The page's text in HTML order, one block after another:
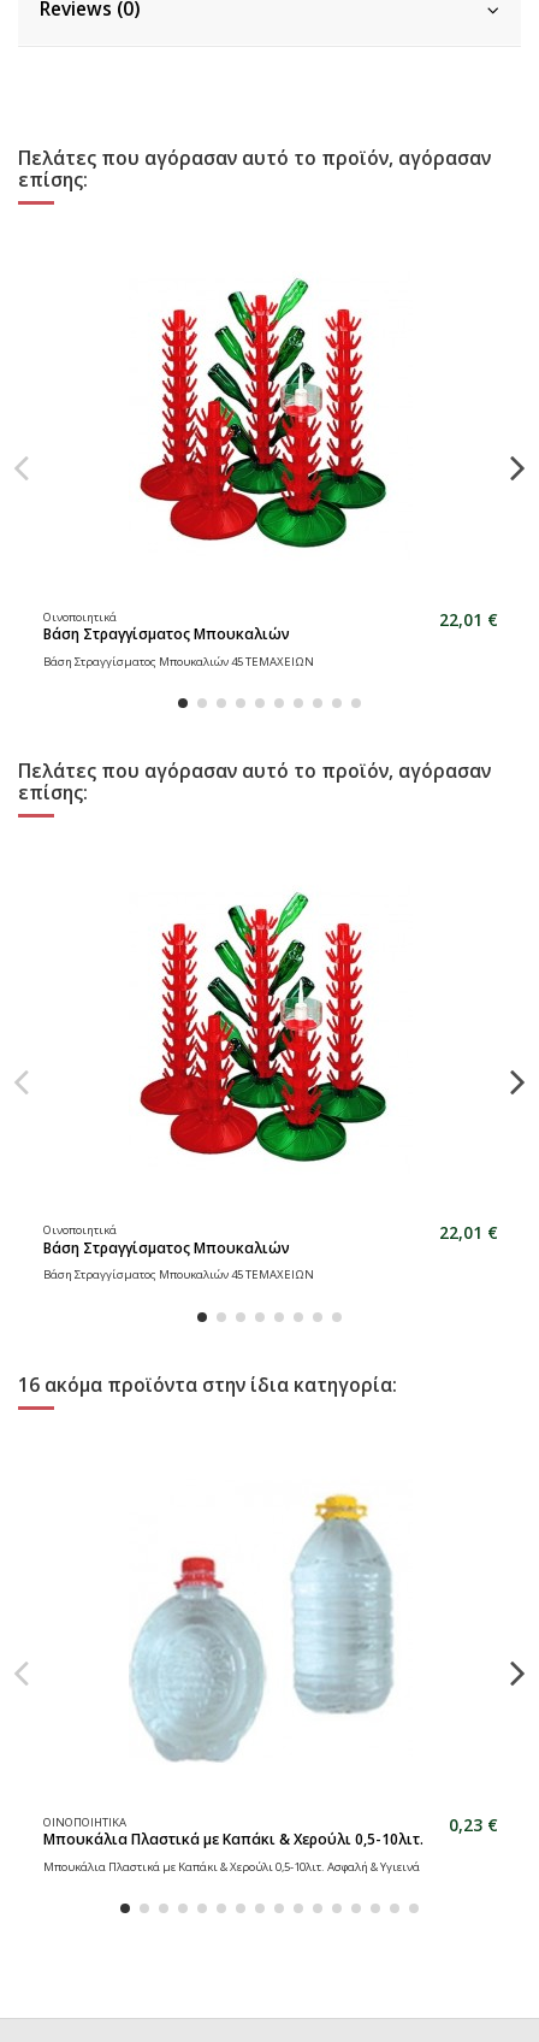
Reviews (0)
Πελάτες που αγόρασαν αυτό το προϊόν, αγόρασαν
επίσης:
Οινοποιητικά
Βάση Στραγγίσματος Μπουκαλιών
22,01 €
Βάση Στραγγίσματος Μπουκαλιών 45 ΤΕΜΑΧΕΙΩΝ
Πελάτες που αγόρασαν αυτό το προϊόν, αγόρασαν
επίσης:
Οινοποιητικά
Βάση Στραγγίσματος Μπουκαλιών
22,01 €
Βάση Στραγγίσματος Μπουκαλιών 45 ΤΕΜΑΧΕΙΩΝ
16 ακόμα προϊόντα στην ίδια κατηγορία:
ΟΙΝΟΠΟΙΗΤΙΚΑ
Μπουκάλια Πλαστικά με Καπάκι & Χερούλι 0,5-10λιτ.
0,23 €
Μπουκάλια Πλαστικά με Καπάκι & Χερούλι 0,5-10λιτ. Ασφαλή & Υγιεινά